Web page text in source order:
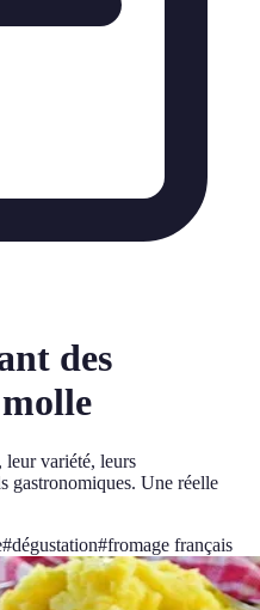
des
leur variété, leurs
gastronomiques. Une réelle
#dégustation#fromage français